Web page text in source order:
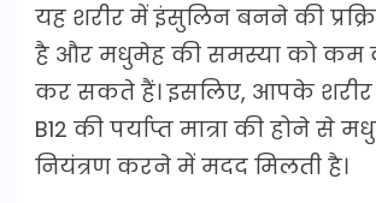
यह शरीर में इंसुलिन बनने की
है और मधुमेह की समस्या को कम
कर सकते हैं। इसलिए, आपके शरीर
B12 की पर्याप्त मात्रा की होने से
नियंत्रण करने में मदद मिलती है।